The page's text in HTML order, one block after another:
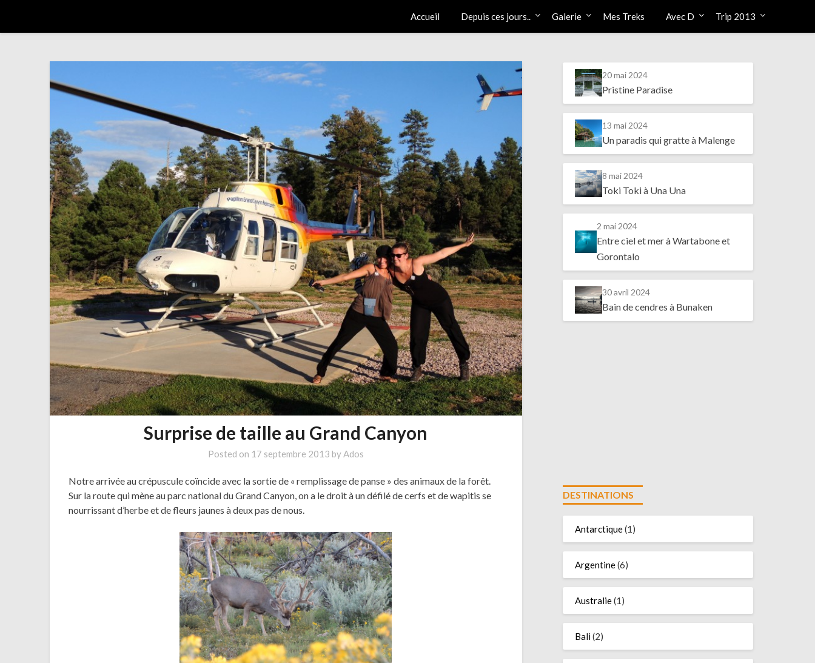
Accueil Depuis ces jours.. Galerie Mes Treks Avec D Trip 2013
Surprise de taille au Grand Canyon
Posted on 17 septembre 2013 by Ados
Notre arrivée au crépuscule coïncide avec la sortie de « remplissage de panse » des animaux de la forêt.
Sur la route qui mène au parc national du Grand Canyon, on a le droit à un défilé de cerfs et de wapitis se
nourrissant d’herbe et de fleurs jaunes à deux pas de nous.
20 mai 2024
Pristine Paradise
13 mai 2024
Un paradis qui gratte à Malenge
8 mai 2024
Toki Toki à Una Una
2 mai 2024
Entre ciel et mer à Wartabone et
Gorontalo
30 avril 2024
Bain de cendres à Bunaken
DESTINATIONS
Antarctique(1)
Argentine(6)
Australie(1)
Bali(2)